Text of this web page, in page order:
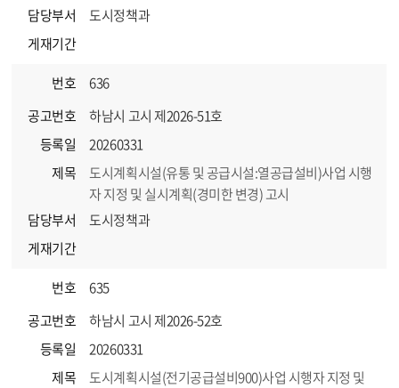
담당부서
도시정책과
게재기간
번호
636
공고번호
하남시 고시 제2026-51호
등록일
20260331
제목
도시계획시설(유통 및 공급시설:열공급설비)사업 시행
자 지정 및 실시계획(경미한 변경) 고시
담당부서
도시정책과
게재기간
번호
635
공고번호
하남시 고시 제2026-52호
등록일
20260331
제목
도시계획시설(전기공급설비900)사업 시행자 지정 및